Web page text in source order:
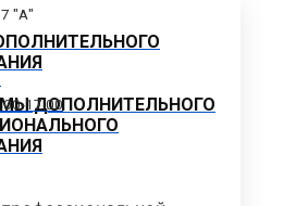
ДОПОЛНИТЕЛЬНОГО
"А"
17.00